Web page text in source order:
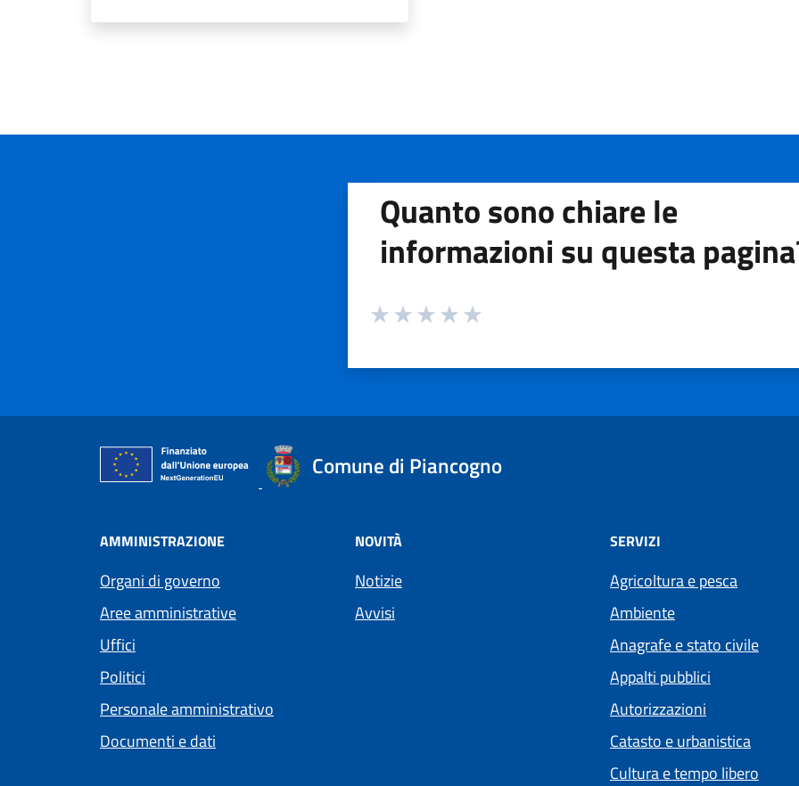
Quanto sono chiare le
informazioni su questa
Valuta da 1 a 5 stelle la pagina
Comune di Piancogno
AMMINISTRAZIONE
Organi di governo
Aree amministrative
Uffici
Politici
Personale amministrativo
Documenti e dati
NOVITÀ
Notizie
Avvisi
SERVIZI
Agricoltura e pesca
Ambiente
Anagrafe e stato civile
Appalti pubblici
Autorizzazioni
Catasto e urbanistica
Cultura e tempo libero